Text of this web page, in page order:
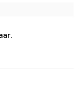
image in